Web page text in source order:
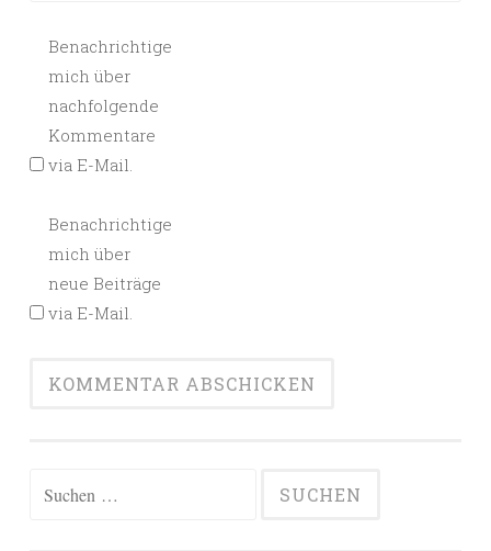
Benachrichtige
mich über
nachfolgende
Kommentare
via E-Mail.
Benachrichtige
mich über
neue Beiträge
via E-Mail.
Suchen